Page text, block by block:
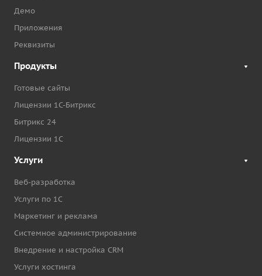
Демо
Приложения
Реквизиты
Продукты
Готовые сайты
Лицензии 1С-Битрикс
Битрикс 24
Лицензии 1С
Услуги
Веб-разработка
Услуги по 1С
Маркетинг и реклама
Системное администрирование
Внедрение и настройка CRM
Услуги хостинга